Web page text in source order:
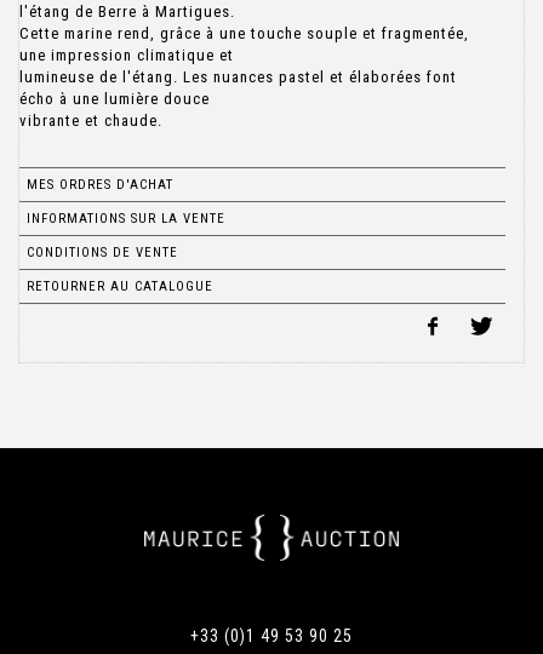
l'étang de Berre à Martigues.
Cette marine rend, grâce à une touche souple et fragmentée,
une impression climatique et
lumineuse de l'étang. Les nuances pastel et élaborées font
écho à une lumière douce
MES ORDRES D'ACHAT
INFORMATIONS SUR LA VENTE
CONDITIONS DE VENTE
RETOURNER AU CATALOGUE
+33 (0)1 49 53 90 25